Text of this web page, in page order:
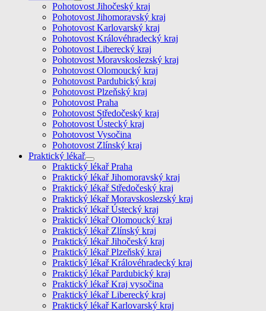
Pohotovost Jihočeský kraj
Pohotovost Jihomoravský kraj
Pohotovost Karlovarský kraj
Pohotovost Královéhradecký kraj
Pohotovost Liberecký kraj
Pohotovost Moravskoslezský kraj
Pohotovost Olomoucký kraj
Pohotovost Pardubický kraj
Pohotovost Plzeňský kraj
Pohotovost Praha
Pohotovost Středočeský kraj
Pohotovost Ústecký kraj
Pohotovost Vysočina
Pohotovost Zlínský kraj
Praktický lékař
Praktický lékař Praha
Praktický lékař Jihomoravský kraj
Praktický lékař Středočeský kraj
Praktický lékař Moravskoslezský kraj
Praktický lékař Ústecký kraj
Praktický lékař Olomoucký kraj
Praktický lékař Zlínský kraj
Praktický lékař Jihočeský kraj
Praktický lékař Plzeňský kraj
Praktický lékař Královéhradecký kraj
Praktický lékař Pardubický kraj
Praktický lékař Kraj vysočina
Praktický lékař Liberecký kraj
Praktický lékař Karlovarský kraj